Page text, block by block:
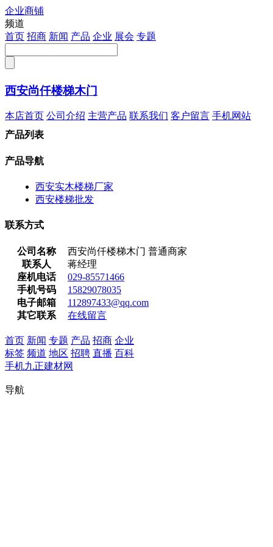
企业商铺
频道
首页 招商 新闻 产品 企业 展会 专题
西安尚仟楼梯木门
本店首页 公司介绍 主营产品 联系我们 客户留言 手机网站
产品列表
产品导航
西安实木楼梯厂家
西安楼梯批发
联系方式
公司名称 西安尚仟楼梯木门 普通商家
联系人
蒋经理
座机电话
029-85571466
手机号码
15829078035
电子邮箱
112897433@qq.com
其它联系
在线留言
首页 新闻 专题 产品 招商 企业
标签 频道 地区 招聘 直播 百科
手机九正建材网
导航